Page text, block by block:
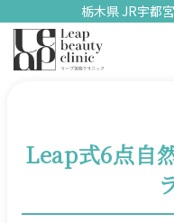
栃木県 JR宇都
Leap式6点自